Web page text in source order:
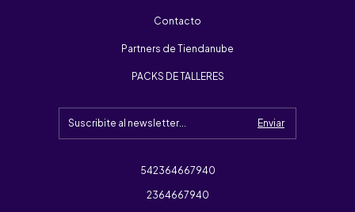
Contacto
Partners de Tiendanube
PACKS DE TALLERES
542364667940
2364667940